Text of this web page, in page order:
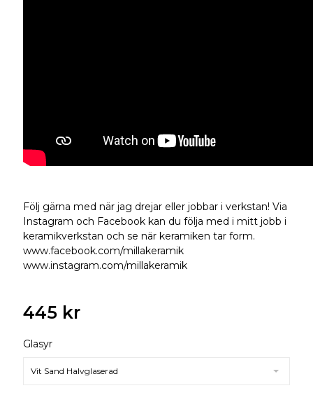
Följ gärna med när jag drejar eller jobbar i verkstan! Via
Instagram och Facebook kan du följa med i mitt jobb i
keramikverkstan och se när keramiken tar form.
www.facebook.com/millakeramik
www.instagram.com/millakeramik
445 kr
Glasyr
Vit Sand Halvglaserad